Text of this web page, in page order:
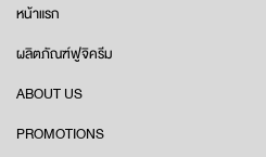
หน้าแรก
ผลิตภัณฑ์ฟูจิครีม
ABOUT US
PROMOTIONS